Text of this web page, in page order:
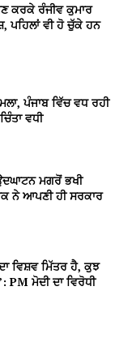
ਕਰਕੇ ਰੰਜੀਵ ਕੁਮਾਰ
ਪਹਿਲਾਂ ਵੀ ਹੋ ਚੁੱਕੇ ਹਨ
ਪੰਜਾਬ ਵਿੱਚ ਵਧ ਰਹੀ
ਵਧੀ
ਮਗਰੋਂ ਭਖੀ
ਨੇ ਆਪਣੀ ਹੀ ਸਰਕਾਰ
ਵਿਸ਼ਵ ਮਿੱਤਰ ਹੈ, ਕੁਝ
ਮੋਦੀ ਦਾ ਵਿਰੋਧੀ